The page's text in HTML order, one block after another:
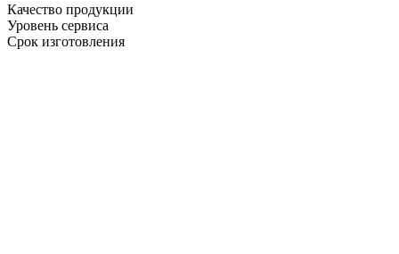
Качество продукции
Уровень сервиса
Срок изготовления